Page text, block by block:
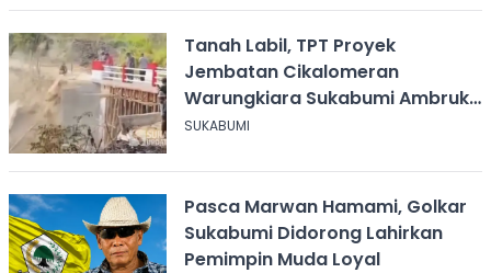
Tanah Labil, TPT Proyek
Jembatan Cikalomeran
Warungkiara Sukabumi Ambruk
Saat Pengurugan
SUKABUMI
Pasca Marwan Hamami, Golkar
Sukabumi Didorong Lahirkan
Pemimpin Muda Loyal